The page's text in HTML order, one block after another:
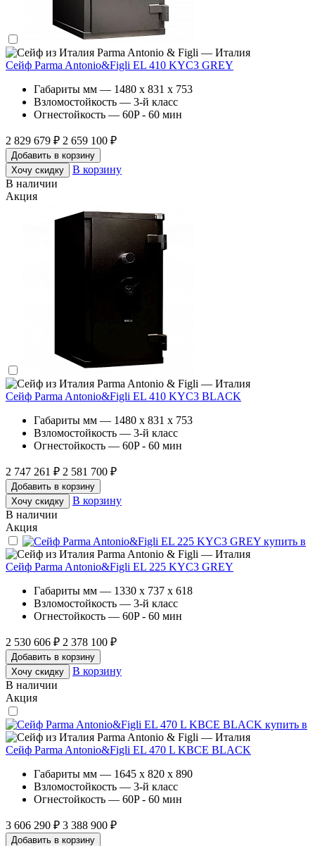
Parma Antonio & Figli — Италия
Сейф Parma Antonio&Figli EL 410 KYC3 GREY
Габариты мм — 1480 x 831 x 753
Взломостойкость — 3-й класс
Огнестойкость — 60P - 60 мин
2 829 679 ₽ 2 659 100 ₽
Добавить в корзину
Хочу скидку
В корзину
В наличии
Акция
Parma Antonio & Figli — Италия
Сейф Parma Antonio&Figli EL 410 KYC3 BLACK
Габариты мм — 1480 x 831 x 753
Взломостойкость — 3-й класс
Огнестойкость — 60P - 60 мин
2 747 261 ₽ 2 581 700 ₽
Добавить в корзину
Хочу скидку
В корзину
В наличии
Акция
Parma Antonio & Figli — Италия
Сейф Parma Antonio&Figli EL 225 KYC3 GREY
Габариты мм — 1330 x 737 x 618
Взломостойкость — 3-й класс
Огнестойкость — 60P - 60 мин
2 530 606 ₽ 2 378 100 ₽
Добавить в корзину
Хочу скидку
В корзину
В наличии
Акция
Parma Antonio & Figli — Италия
Сейф Parma Antonio&Figli EL 470 L KBCE BLACK
Габариты мм — 1645 x 820 x 890
Взломостойкость — 3-й класс
Огнестойкость — 60P - 60 мин
3 606 290 ₽ 3 388 900 ₽
Добавить в корзину